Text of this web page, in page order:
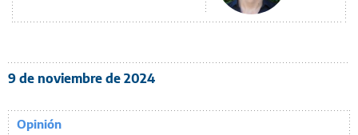
9 de noviembre de 2024
Opinión